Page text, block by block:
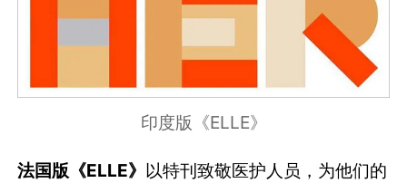
印度版《ELLE》
法国版《ELLE》 以特刊致敬医护人员，为他们的